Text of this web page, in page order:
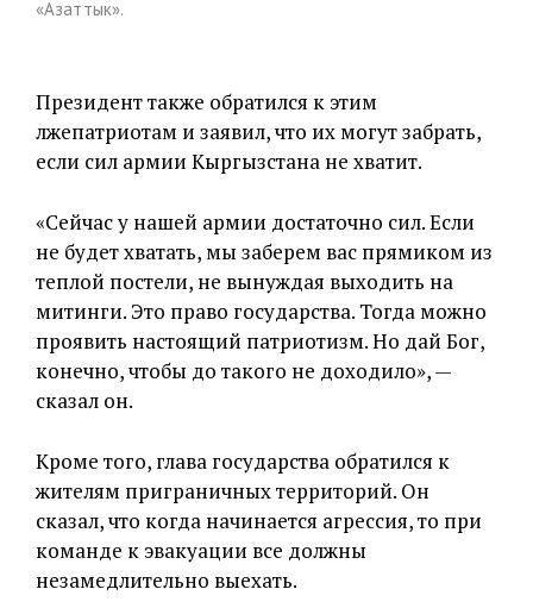
«Азаттык».
Президент также обратился к этим
лжепатриотам и заявил, что их могут забрать,
если сил армии Кыргызстана не хватит.
«Сейчас у нашей армии достаточно сил. Если
не будет хватать, мы заберем вас прямиком из
теплой постели, не вынуждая выходить на
митинги. Это право государства. Тогда можно
проявить настоящий патриотизм. Но дай Бог,
конечно, чтобы до такого не доходило», —
сказал он.
Кроме того, глава государства обратился к
жителям приграничных территорий. Он
сказал, что когда начинается агрессия, то при
команде к эвакуации все должны
незамедлительно выехать.